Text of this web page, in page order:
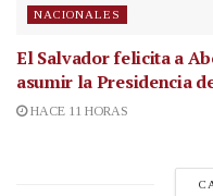
NACIONALES
El Salvador felicita a
asumir la Presidencia
HACE 11 HORAS